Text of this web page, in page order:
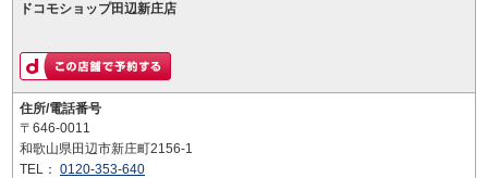
ドコモショップ田辺新庄店
住所/電話番号
〒646-0011
和歌山県田辺市新庄町2156-1
TEL： 0120-353-640